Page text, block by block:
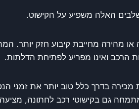
האלה משפיע על הקישוט.
או מהירה מחייבת קיבוע חזק יותר.
הרכב ואינו מפריע לפתיחת הדלתות.
מכירה בדרך כלל טוב יותר את זמני
גם בקישוטי רכב לחתונה, מציעה